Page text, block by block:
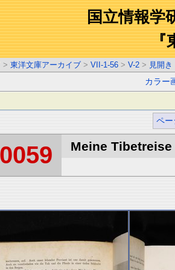
国立情報学
『
> 東洋文庫アーカイブ > VII-1-56 > V-2 > 見開き
カラー
ペー
Meine